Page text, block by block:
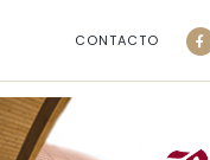
CONTACTO